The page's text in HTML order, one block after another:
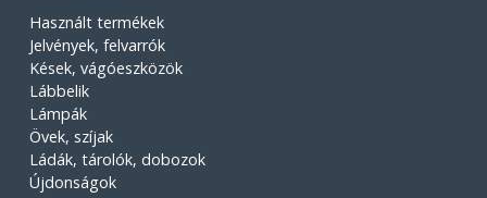
Használt termékek
Jelvények, felvarrók
Kések, vágóeszközök
Lábbelik
Lámpák
Övek, szíjak
Ládák, tárolók, dobozok
Újdonságok